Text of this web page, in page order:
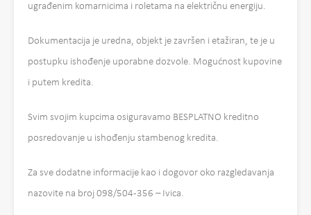
ugrađenim komarnicima i roletama na električnu energiju.
Dokumentacija je uredna, objekt je završen i etažiran, te je u
postupku ishođenje uporabne dozvole. Mogućnost kupovine
i putem kredita.
Svim svojim kupcima osiguravamo BESPLATNO kreditno
posredovanje u ishođenju stambenog kredita.
Za sve dodatne informacije kao i dogovor oko razgledavanja
nazovite na broj 098/504-356 – Ivica.